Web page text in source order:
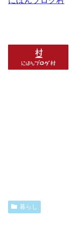
暮らし